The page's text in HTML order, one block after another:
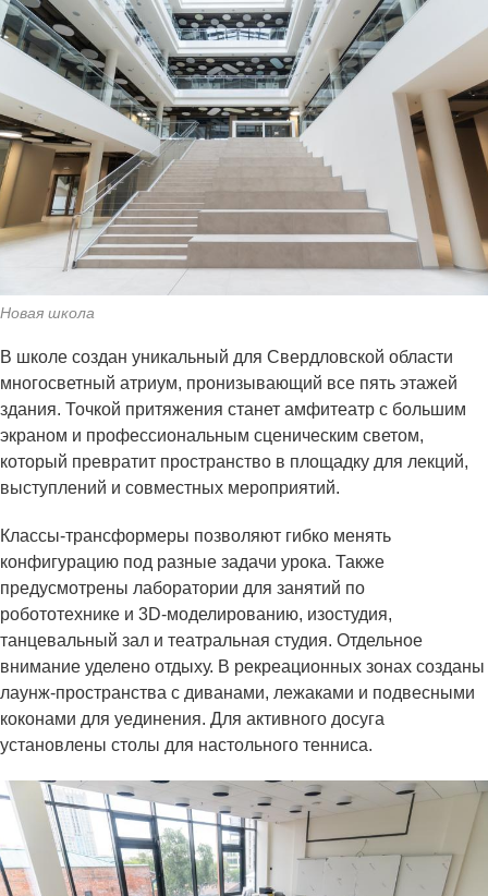
Новая школа
В школе создан уникальный для Свердловской области
многосветный атриум, пронизывающий все пять этажей
здания. Точкой притяжения станет амфитеатр с большим
экраном и профессиональным сценическим светом,
который превратит пространство в площадку для лекций,
выступлений и совместных мероприятий.
Классы-трансформеры позволяют гибко менять
конфигурацию под разные задачи урока. Также
предусмотрены лаборатории для занятий по
робототехнике и 3D-моделированию, изостудия,
танцевальный зал и театральная студия. Отдельное
внимание уделено отдыху. В рекреационных зонах созданы
лаунж-пространства с диванами, лежаками и подвесными
коконами для уединения. Для активного досуга
установлены столы для настольного тенниса.